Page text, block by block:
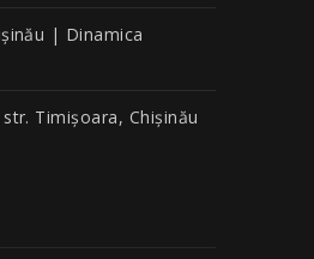
| Dinamica
Timișoara, Chișinău